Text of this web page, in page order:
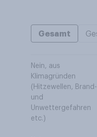
Gesamt
Nein, aus
Klimagründen
(Hitzewellen, Brand-
und
Unwettergefahren
etc.)